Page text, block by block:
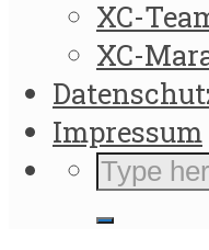
XC-
XC-
Impressum